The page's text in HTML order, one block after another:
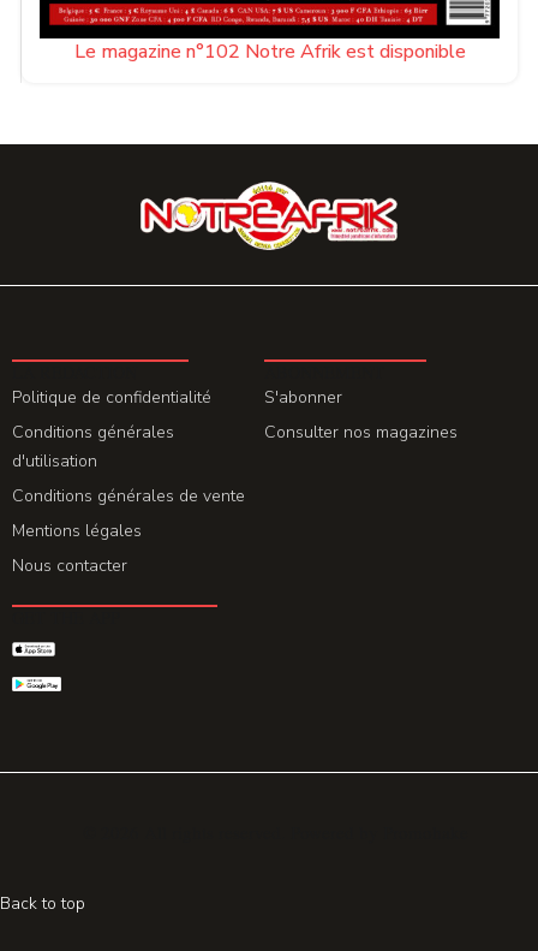
Le magazine n°102 Notre Afrik est disponible
Politique de confidentialité
Conditions générales
d'utilisation
Conditions générales de vente
Mentions légales
Nous contacter
S'abonner
Consulter nos magazines
Back to top